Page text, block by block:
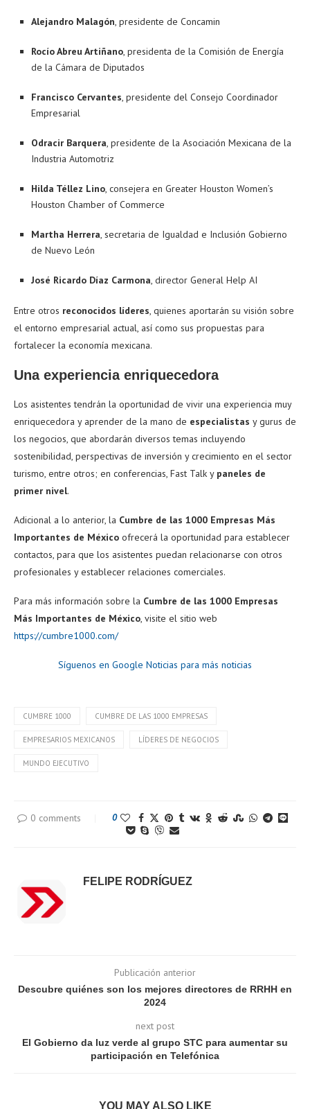
Alejandro Malagón, presidente de Concamin
Rocío Abreu Artiñano, presidenta de la Comisión de Energía
de la Cámara de Diputados
Francisco Cervantes, presidente del Consejo Coordinador
Empresarial
Odracir Barquera, presidente de la Asociación Mexicana de la
Industria Automotriz
Hilda Téllez Lino, consejera en Greater Houston Women’s
Houston Chamber of Commerce
Martha Herrera, secretaria de Igualdad e Inclusión Gobierno
de Nuevo León
José Ricardo Díaz Carmona, director General Help AI
Entre otros reconocidos líderes, quienes aportarán su visión sobre
el entorno empresarial actual, así como sus propuestas para
fortalecer la economía mexicana.
Una experiencia enriquecedora
Los asistentes tendrán la oportunidad de vivir una experiencia muy
enriquecedora y aprender de la mano de especialistas y gurus de
los negocios, que abordarán diversos temas incluyendo
sostenibilidad, perspectivas de inversión y crecimiento en el sector
turismo, entre otros; en conferencias, Fast Talk y paneles de
primer nivel.
Adicional a lo anterior, la Cumbre de las 1000 Empresas Más
Importantes de México ofrecerá la oportunidad para establecer
contactos, para que los asistentes puedan relacionarse con otros
profesionales y establecer relaciones comerciales.
Para más información sobre la Cumbre de las 1000 Empresas
Más Importantes de México, visite el sitio web
https://cumbre1000.com/
Síguenos en Google Noticias para más noticias
CUMBRE 1000 CUMBRE DE LAS 1000 EMPRESAS
EMPRESARIOS MEXICANOS LÍDERES DE NEGOCIOS
MUNDO EJECUTIVO
0 comments 0
FELIPE RODRÍGUEZ
Publicación anterior
Descubre quiénes son los mejores directores de RRHH en
2024
next post
El Gobierno da luz verde al grupo STC para aumentar su
participación en Telefónica
YOU MAY ALSO LIKE